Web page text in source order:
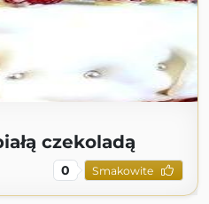
czekoladą
0 Smakowite